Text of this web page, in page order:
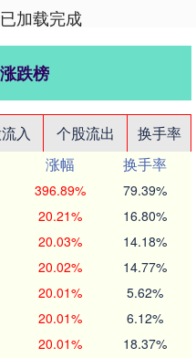
加载完成
跌榜
入 个股流出
换手率
涨幅
换手率
396.89% 79.39%
20.21% 16.80%
20.03% 14.18%
20.02% 14.77%
20.01% 5.62%
20.01% 6.12%
20.01% 18.37%